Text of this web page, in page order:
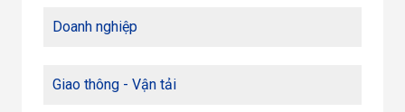
Doanh nghiệp
Giao thông - Vận tải